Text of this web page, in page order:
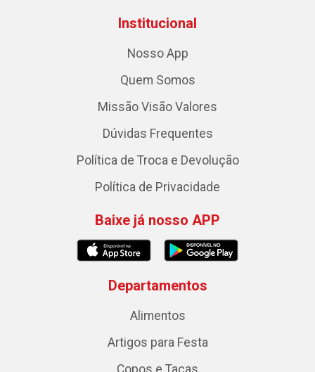
Institucional
Nosso App
Quem Somos
Missão Visão Valores
Dúvidas Frequentes
Política de Troca e Devolução
Política de Privacidade
Baixe já nosso APP
Departamentos
Alimentos
Artigos para Festa
Copos e Taças